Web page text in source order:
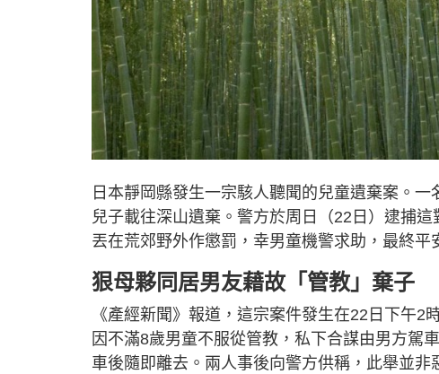
日本靜岡縣發生一宗駭人聽聞的兒童遺棄案。
兒子載往深山遺棄。警方於周日（22日）逮捕
丟在荒郊野外作懲罰，幸男童機警求助，最終平
狠母夥同居男友藉故「管教」棄子
《產經新聞》報道，這宗案件發生在22日下午
因不滿8歲男童不服從管教，私下合謀由男方駕
車後隨即離去。兩人事後向警方供稱，此舉並